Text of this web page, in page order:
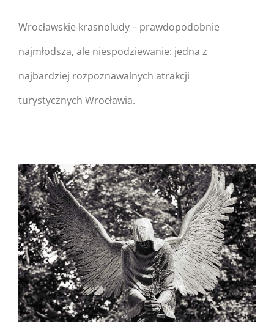
Polując na wrocławskie
krasnoludy 2
Wrocławskie krasnoludy – prawdopodobnie
najmłodsza, ale niespodziewanie: jedna z
najbardziej rozpoznawalnych atrakcji
turystycznych Wrocławia.
Warning: Undefined
in
/home/nipo/domains/
content/themes/Avada/
on line162
Warning: Trying to access
array offset on null in
/home/nipo/domains/